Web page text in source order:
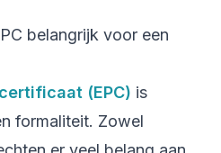
belangrijk voor een
(EPC) is
formaliteit. Zowel